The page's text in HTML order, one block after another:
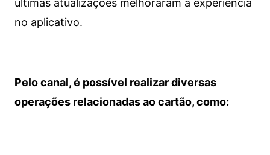
últimas atualizações melhoraram a experiência
no aplicativo.
Pelo canal, é possível realizar diversas
operações relacionadas ao cartão, como: